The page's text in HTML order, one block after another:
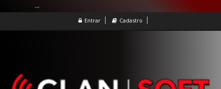
Entrar Cadastro